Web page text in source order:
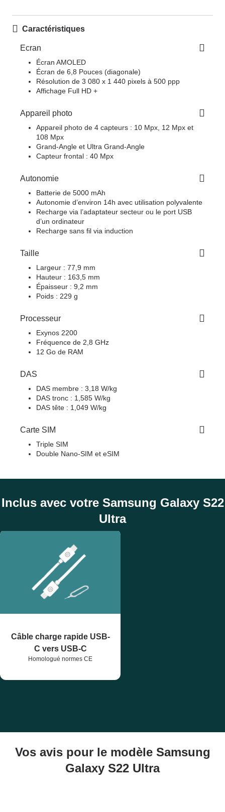
Caractéristiques
Ecran
Écran AMOLED
Écran de 6,8 Pouces (diagonale)
Résolution de 3 080 x 1 440 pixels à 500 ppp
Affichage Full HD +
Appareil photo
Appareil photo de 4 capteurs : 10 Mpx, 12 Mpx et
108 Mpx
Grand-Angle et Ultra Grand-Angle
Capteur frontal : 40 Mpx
Autonomie
Batterie de 5000 mAh
Autonomie d’environ 14h avec utilisation polyvalente
Recharge via l’adaptateur secteur ou le port USB
d’un ordinateur
Recharge sans fil via induction
Taille
Largeur : 77,9 mm
Hauteur : 163,5 mm
Épaisseur : 9,2 mm
Poids : 229 g
Processeur
Exynos 2200
Fréquence de 2,8 GHz
12 Go de RAM
DAS
DAS membre : 3,18 W/kg
DAS tronc : 1,585 W/kg
DAS tête : 1,049 W/kg
Carte SIM
Triple SIM
Double Nano-SIM et eSIM
Inclus avec votre Samsung Galaxy S22
Ultra
Câble charge rapide USB-
C vers USB-C
Homologué normes CE
Vos avis pour le modèle Samsung
Galaxy S22 Ultra